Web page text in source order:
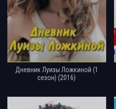
Дневник Луизы Ложкиной (1
сезон) (2016)